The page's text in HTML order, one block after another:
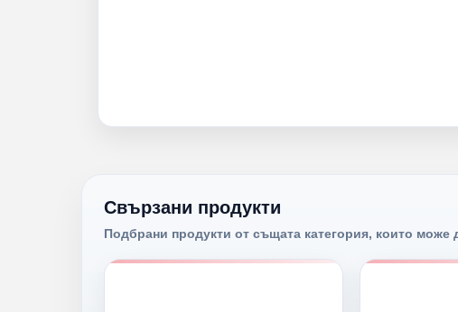
Свързани продукти
Подбрани продукти от същата категория, които